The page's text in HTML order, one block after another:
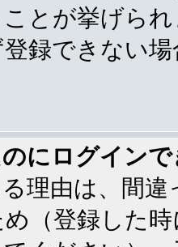
とが挙げら
録できない
にログイン
理由は、間
（登録した